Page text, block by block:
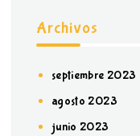
Archivos
septiembre 2023
agosto 2023
junio 2023